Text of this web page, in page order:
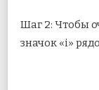
Шаг 2: Чтобы
значок «i»